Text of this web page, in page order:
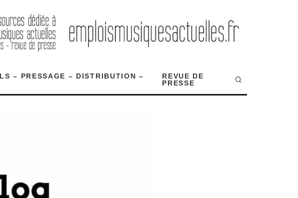
– PRESSAGE – DISTRIBUTION –
REVUE DE
PRESSE